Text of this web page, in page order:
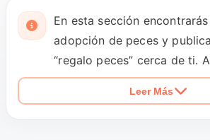
En esta sección
adopción de peces y
“regalo peces” cerca de ti.
adoptar, confirma
acuario, filtro, calefacción
Leer Más